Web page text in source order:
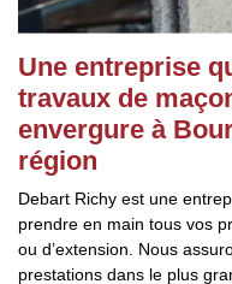
Une entreprise
travaux de
envergure à
région
Debart Richy est une
prendre en main tous vos
ou d’extension. Nous
prestations dans le plus